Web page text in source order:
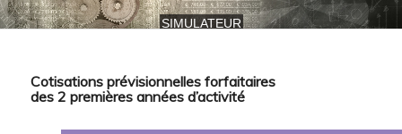
SIMULATEUR
Cotisations prévisionnelles forfaitaires
des 2 premières années d’activité